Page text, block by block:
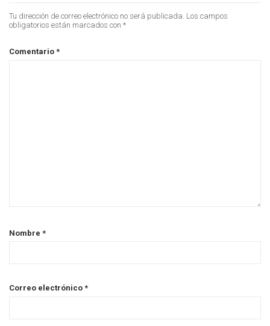
Tu dirección de correo electrónico no será publicada. Los campos
obligatorios están marcados con *
Comentario *
Nombre *
Correo electrónico *